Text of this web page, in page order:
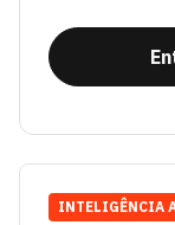
INTELIGÊNCIA